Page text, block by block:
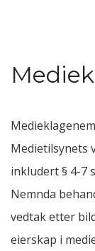
Medietilsynets
inkludert § 4-7
Nemnda
vedtak etter
eierskap i